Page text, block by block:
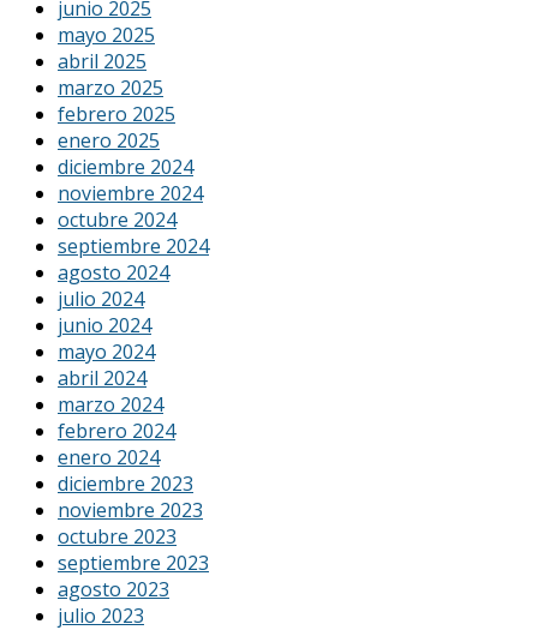
junio 2025
mayo 2025
abril 2025
marzo 2025
febrero 2025
enero 2025
diciembre 2024
noviembre 2024
octubre 2024
septiembre 2024
agosto 2024
julio 2024
junio 2024
mayo 2024
abril 2024
marzo 2024
febrero 2024
enero 2024
diciembre 2023
noviembre 2023
octubre 2023
septiembre 2023
agosto 2023
julio 2023